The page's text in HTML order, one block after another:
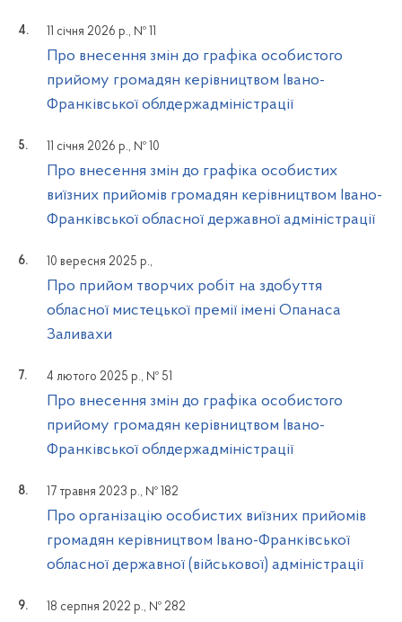
11 січня 2026 р., № 11
Про внесення змін до графіка особистого
прийому громадян керівництвом Івано-
Франківської облдержадміністрації
11 січня 2026 р., № 10
Про внесення змін до графіка особистих
виїзних прийомів громадян керівництвом Івано-
Франківської обласної державної адміністрації
10 вересня 2025 р.,
Про прийом творчих робіт на здобуття
обласної мистецької премії імені Опанаса
Заливахи
4 лютого 2025 р., № 51
Про внесення змін до графіка особистого
прийому громадян керівництвом Івано-
Франківської облдержадміністрації
17 травня 2023 р., № 182
Про організацію особистих виїзних прийомів
громадян керівництвом Івано-Франківської
обласної державної (військової) адміністрації
18 серпня 2022 р., № 282